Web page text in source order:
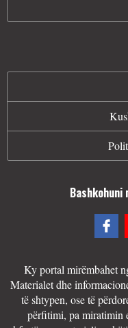
Ky portal mirëmbahet
Materialet dhe
të shtypen, ose të
përfitimi, pa miratimin